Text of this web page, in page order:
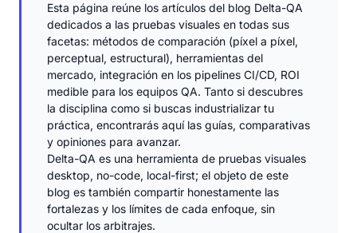
Esta página reúne los artículos del blog Delta-QA
dedicados a las pruebas visuales en todas sus
facetas: métodos de comparación (píxel a píxel,
perceptual, estructural), herramientas del
mercado, integración en los pipelines CI/CD, ROI
medible para los equipos QA. Tanto si descubres
la disciplina como si buscas industrializar tu
práctica, encontrarás aquí las guías, comparativas
y opiniones para avanzar.
Delta-QA es una herramienta de pruebas visuales
desktop, no-code, local-first; el objeto de este
blog es también compartir honestamente las
fortalezas y los límites de cada enfoque, sin
ocultar los arbitrajes.